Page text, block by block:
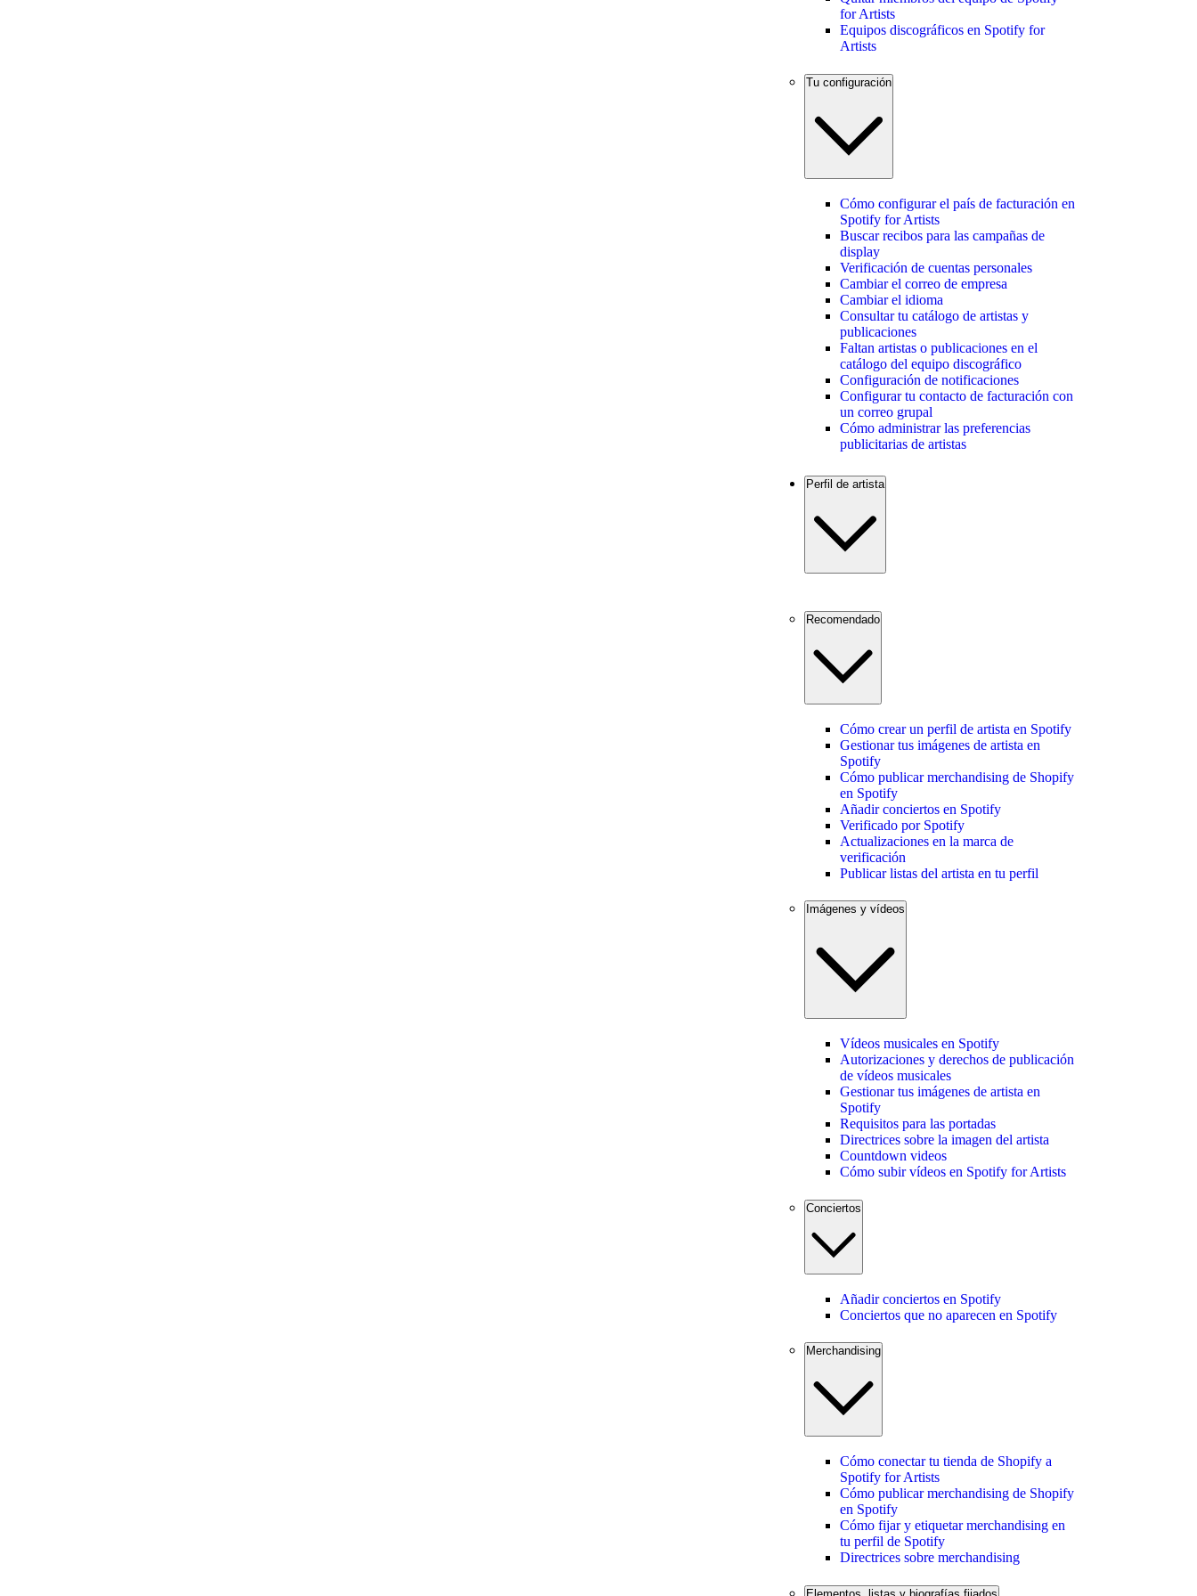
for Artists
Equipos discográficos en Spotify for
Artists
Tu configuración
Cómo configurar el país de facturación en
Spotify for Artists
Buscar recibos para las campañas de
display
Verificación de cuentas personales
Cambiar el correo de empresa
Cambiar el idioma
Consultar tu catálogo de artistas y
publicaciones
Faltan artistas o publicaciones en el
catálogo del equipo discográfico
Configuración de notificaciones
Configurar tu contacto de facturación con
un correo grupal
Cómo administrar las preferencias
publicitarias de artistas
Perfil de artista
Recomendado
Cómo crear un perfil de artista en Spotify
Gestionar tus imágenes de artista en
Spotify
Cómo publicar merchandising de Shopify
en Spotify
Añadir conciertos en Spotify
Verificado por Spotify
Actualizaciones en la marca de
verificación
Publicar listas del artista en tu perfil
Imágenes y vídeos
Vídeos musicales en Spotify
Autorizaciones y derechos de publicación
de vídeos musicales
Gestionar tus imágenes de artista en
Spotify
Requisitos para las portadas
Directrices sobre la imagen del artista
Countdown videos
Cómo subir vídeos en Spotify for Artists
Conciertos
Añadir conciertos en Spotify
Conciertos que no aparecen en Spotify
Merchandising
Cómo conectar tu tienda de Shopify a
Spotify for Artists
Cómo publicar merchandising de Shopify
en Spotify
Cómo fijar y etiquetar merchandising en
tu perfil de Spotify
Directrices sobre merchandising